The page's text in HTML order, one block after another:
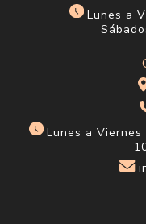
Lunes a
Lunes a Viernes